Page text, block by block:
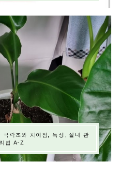
락조와 차이점, 독성, 실내 관
리법 A-Z